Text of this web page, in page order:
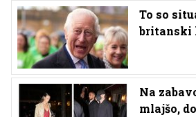
To so
britanski
Na
mlajšo,